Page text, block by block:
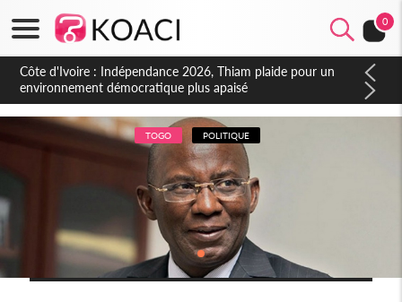
0
Côte d'Ivoire : Concours INFAS 2026, les convocations
seront disponibles à compter du samedi
TOGO POLITIQUE